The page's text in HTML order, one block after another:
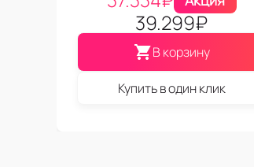
39.299₽
В корзину
Купить в один клик